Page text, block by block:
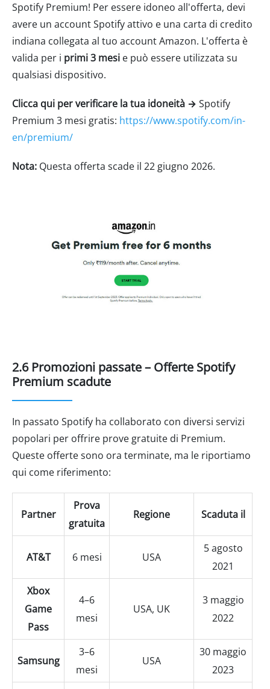
Spotify Premium! Per essere idoneo all'offerta, devi
avere un account Spotify attivo e una carta di credito
indiana collegata al tuo account Amazon. L'offerta è
valida per i primi 3 mesi e può essere utilizzata su
qualsiasi dispositivo.
Clicca qui per verificare la tua idoneità → Spotify
Premium 3 mesi gratis: https://www.spotify.com/in-
en/premium/
Nota: Questa offerta scade il 22 giugno 2026.
2.6 Promozioni passate – Offerte Spotify
Premium scadute
In passato Spotify ha collaborato con diversi servizi
popolari per offrire prove gratuite di Premium.
Queste offerte sono ora terminate, ma le riportiamo
qui come riferimento:
Partner
Prova
gratuita
Regione Scaduta il
AT&T 6 mesi USA
5 agosto
2021
Xbox
Game
Pass
4–6
mesi
USA, UK
3 maggio
2022
Samsung
3–6
mesi
USA
30 maggio
2023